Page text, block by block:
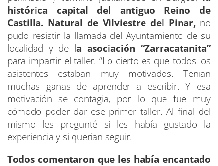
histórica capital del antiguo Reino de
Castilla. Natural de Vilviestre del Pinar, no
pudo resistir la llamada del Ayuntamiento de su
localidad y de la asociación “Zarracatanita”
para impartir el taller. “Lo cierto es que todos los
asistentes estaban muy motivados. Tenían
muchas ganas de aprender a escribir. Y esa
motivación se contagia, por lo que fue muy
cómodo poder dar ese primer taller. Al final del
mismo les pregunté si les había gustado la
experiencia y si querían seguir.
Todos comentaron que les había encantado